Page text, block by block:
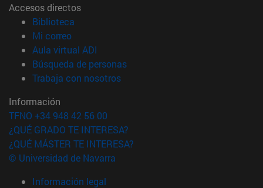
Accesos directos
Biblioteca
Mi correo(abre en nueva ventana)
Aula virtual ADI
Búsqueda de personas(abre en nueva ventana)
Trabaja con nosotros(abre en nueva ventana)
Información
TFNO +34 948 42 56 00
¿QUÉ GRADO TE INTERESA?
¿QUÉ MÁSTER TE INTERESA?
© Universidad de Navarra
Información legal